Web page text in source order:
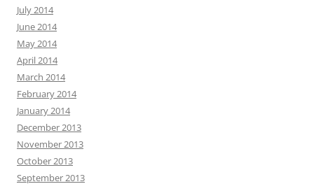
July 2014
June 2014
May 2014
April 2014
March 2014
February 2014
January 2014
December 2013
November 2013
October 2013
September 2013